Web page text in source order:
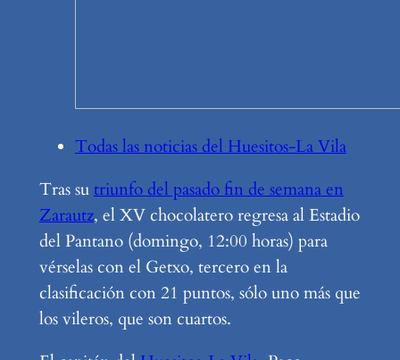
Todas las noticias del Huesitos-La Vila
Tras sutriunfo del pasado fin de semana en
Zarautz, el XV chocolatero regresa al Estadio
del Pantano (domingo, 12:00 horas) para
vérselas con el Getxo, tercero en la
clasificación con 21 puntos, sólo uno más que
los vileros, que son cuartos.